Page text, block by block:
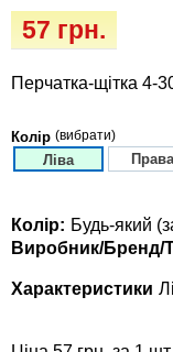
57 грн.
Перчатка-щітка 4-
Колір (вибрати)
Ліва Права
Колір: Будь-який
Виробник/Бренд/
Характеристики
Ласощі та корма
Vet Diet Canine
для собак
Лежаки,
килимки